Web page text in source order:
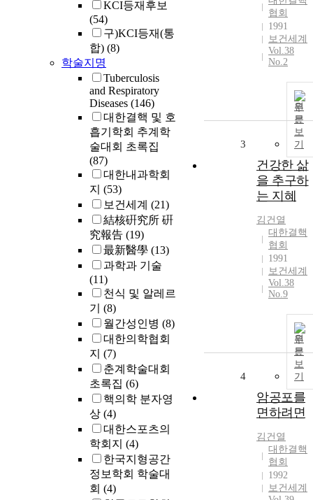
KCI등재후보
(54)
구)KCI등재(통
합) (8)
학술지명
Tuberculosis
and Respiratory
Diseases (146)
대한결핵 및 호
흡기학회 추계학
술대회 초록집
(87)
대한내과학회
지 (53)
보건세계 (21)
結核硏究所 硏
究報告 (19)
最新醫學 (13)
과학과 기술
(11)
천식 및 알레르
기 (8)
월간성인병 (8)
대한의학협회
지 (7)
춘계학술대회
초록집 (6)
핵의학 분자영
상 (4)
대한스포츠의
학회지 (4)
한국지형공간
정보학회 학술대
회 (4)
협회
1991
보건세계
Vol.38
No.2
원
문
보
기
3
건강한 삶
을 추구하
는 지혜
김건열
대한결핵
협회
1991
보건세계
Vol.38
No.9
원
문
보
기
4
암공포를
면하려면
김건열
대한결핵
협회
1992
보건세계